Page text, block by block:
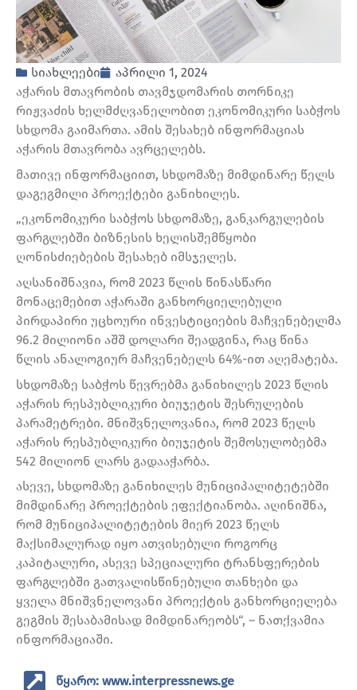
სიახლეები
აპრილი 1, 2024
აჭარის მთავრობის თავმჯდომარის თორნიკე
რიჟვაძის ხელმძღვანელობით ეკონომიკური საბჭოს
სხდომა გაიმართა. ამის შესახებ ინფორმაციას
აჭარის მთავრობა ავრცელებს.
მათივე ინფორმაციით, სხდომაზე მიმდინარე წელს
დაგეგმილი პროექტები განიხილეს.
„ეკონომიკური საბჭოს სხდომაზე, განკარგულების
ფარგლებში ბიზნესის ხელისშემწყობი
ღონისძიებების შესახებ იმსჯელეს.
აღსანიშნავია, რომ 2023 წლის წინასწარი
მონაცემებით აჭარაში განხორციელებული
პირდაპირი უცხოური ინვესტიციების მაჩვენებელმა
96.2 მილიონი აშშ დოლარი შეადგინა, რაც წინა
წლის ანალოგიურ მაჩვენებელს 64%-ით აღემატება.
სხდომაზე საბჭოს წევრებმა განიხილეს 2023 წლის
აჭარის რესპუბლიკური ბიუჯეტის შესრულების
პარამეტრები. მნიშვნელოვანია, რომ 2023 წელს
აჭარის რესპუბლიკური ბიუჯეტის შემოსულობებმა
542 მილიონ ლარს გადააჭარბა.
ასევე, სხდომაზე განიხილეს მუნიციპალიტეტებში
მიმდინარე პროექტების ეფექტიანობა. აღინიშნა,
რომ მუნიციპალიტეტების მიერ 2023 წელს
მაქსიმალურად იყო ათვისებული როგორც
კაპიტალური, ასევე სპეციალური ტრანსფერების
ფარგლებში გათვალისწინებული თანხები და
ყველა მნიშვნელოვანი პროექტის განხორციელება
გეგმის შესაბამისად მიმდინარეობს“, – ნათქვამია
ინფორმაციაში.
წყარო: www.interpressnews.ge